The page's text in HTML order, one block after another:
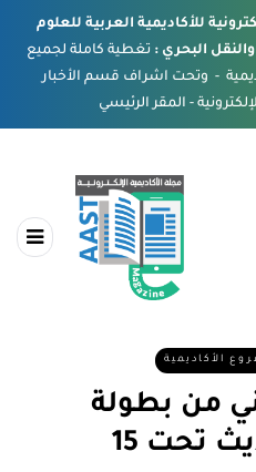
للأكاديمية العربية للعلوم
والنقل البحري : تغطية كاملة لجميع
- وتحت اشراف قسم الأخبار
الأكاديمية
من بطولة
الخماسي الحديث تحت 15